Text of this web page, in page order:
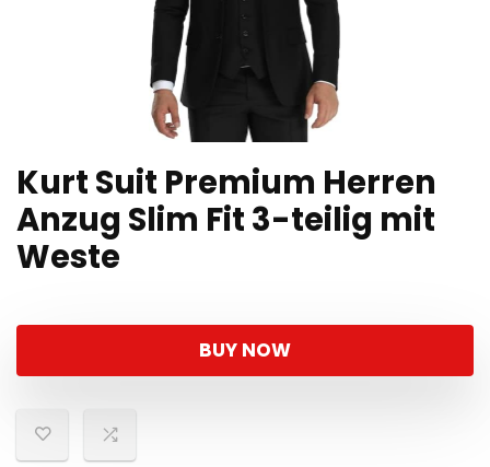
Kurt Suit Premium Herren
Anzug Slim Fit 3-teilig mit
Weste
BUY NOW